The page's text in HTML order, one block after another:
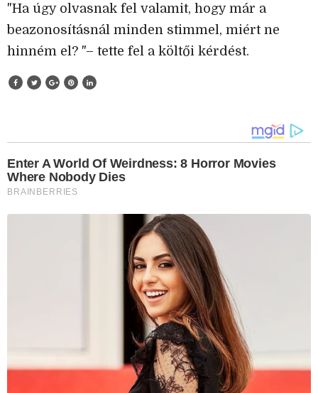
"Ha úgy olvasnak fel valamit, hogy már a
beazonosításnál minden stimmel, miért ne
hinném el? "– tette fel a költői kérdést.
Enter A World Of Weirdness: 8 Horror Movies
Where Nobody Dies
BRAINBERRIES